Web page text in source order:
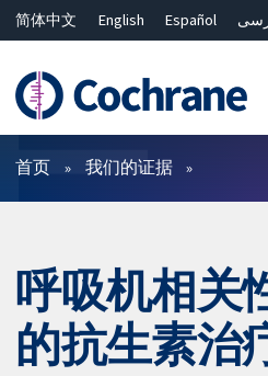
简体中文 English Español
ไทย
繁體中文
过滤
首页 我们的证据
呼吸机相关
的抗生素治